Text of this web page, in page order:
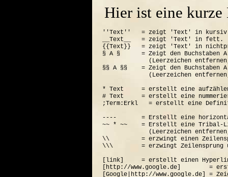
Hier ist eine
''Text''   = zeigt 'Text' in
__Text__   = zeigt 'Text' in fett.
{{Text}}   = zeigt 'Text' in
§ A §      = Zeigt den Buchstaben
(Leerzeichen
§§ A §§    = Zeigt den Buchstaben
(Leerzeichen
* Text     = erstellt eine
# Text     = erstellt eine
;Term:Erkl   = erstellt eine
----       = Erstellt eine
~~ * ~~    = Erstellt eine Tribal-
(Leerzeichen
\\         = erzwingt einen
\\\        = erzwingt Zeilensprung
[link]     = erstellt einen
[http://www.google.de]        =
[Google|http://www.google.de] =